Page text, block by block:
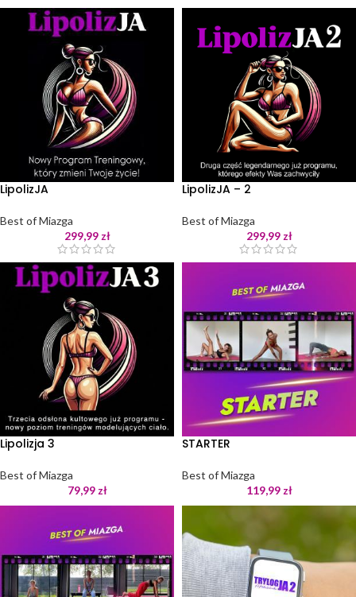
LipolizJA
Best of Miazga
299,99 zł
LipolizJA – 2
Best of Miazga
299,99 zł
Lipolizja 3
Best of Miazga
79,99 zł
STARTER
Best of Miazga
119,99 zł